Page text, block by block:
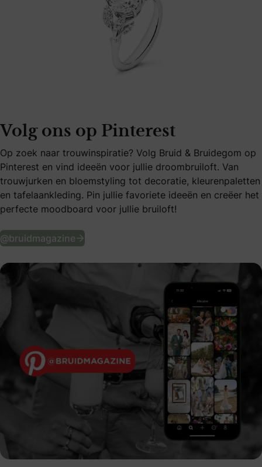
Volg ons op Pinterest
Op zoek naar trouwinspiratie? Volg Bruid & Bruidegom op
Pinterest en vind ideeën voor jullie droombruiloft. Van
trouwjurken en bloemstyling tot decoratie, kleurenpaletten
en tafelaankleding. Pin jullie favoriete ideeën en creëer het
perfecte moodboard voor jullie bruiloft!
@bruidmagazine Volg ons op Pinterest